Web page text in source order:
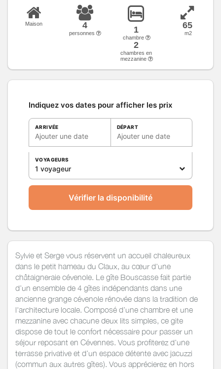
Maison 4
personnes 1
chambre
2
chambres en
mezzanine
65
m2
Indiquez vos dates pour afficher les prix
ARRIVÉE
Ajouter une date
DÉPART
Ajouter une date
VOYAGEURS
1 voyageur
Vérifier la disponibilité
Sylvie et Serge vous réservent un accueil chaleureux
dans le petit hameau du Claux, au cœur d'une
châtaigneraie cévenole. Le gîte Bouscasse fait partie
d’un ensemble de 4 gîtes indépendants dans une
ancienne grange cévenole rénovée dans la tradition de
l'architecture locale. Composé d’une chambre et une
mezzanine avec chacune deux lits simples, ce gite
dispose de tout le confort nécessaire pour passer un
séjour reposant en Cévennes. Vous profiterez d’une
terrasse privative et d’un espace détente avec jacuzzi
(commun aux autres gîtes). Vous apprécierez en hors